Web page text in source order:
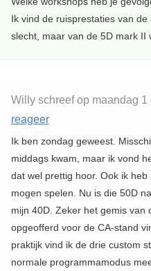
Ik vind de ruisprestaties van
slecht, maar van de 5D mark II
Willy schreef op maandag 1
reageer
Ik ben zondag geweest.
middags kwam, maar ik vond
dat wel prettig hoor. Ook ik
mogen spelen. Nu is die 50D
mijn 40D. Zeker het gemis van
opgeofferd voor de CA-stand
praktijk vind ik de drie custom
normale programmamodus